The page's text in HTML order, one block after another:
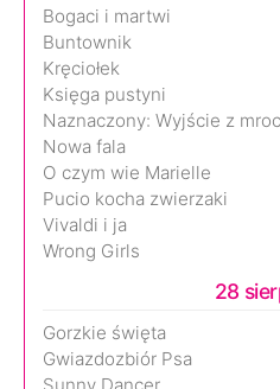
Bogaci i martwi
Buntownik
Kręciołek
Księga pustyni
Naznaczony: Wyjście z
Nowa fala
O czym wie Marielle
Pucio kocha zwierzaki
Vivaldi i ja
Wrong Girls
28
Gorzkie święta
Gwiazdozbiór Psa